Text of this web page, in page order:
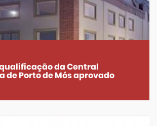
da Central
de Porto de Mós aprovado